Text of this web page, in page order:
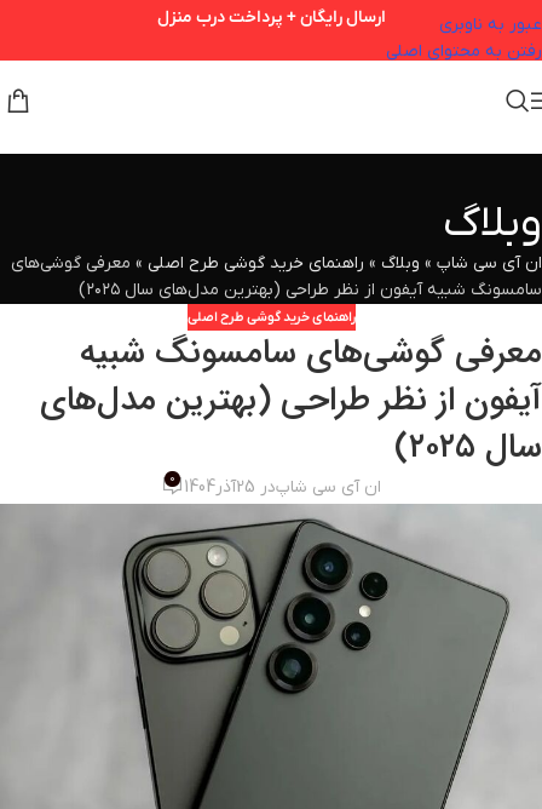
عبور به ناوبری
رفتن به محتوای اصلی
ارسال رایگان + پرداخت درب منزل
وبلاگ
ان آی سی شاپ » وبلاگ » راهنمای خرید گوشی طرح اصلی » معرفی گوشی‌های
سامسونگ شبیه آیفون از نظر طراحی (بهترین مدل‌های سال ۲۰۲۵)
راهنمای خرید گوشی طرح اصلی
معرفی گوشی‌های سامسونگ شبیه
آیفون از نظر طراحی (بهترین مدل‌های
سال ۲۰۲۵)
ان آی سی شاپدر 25آذر1404 0